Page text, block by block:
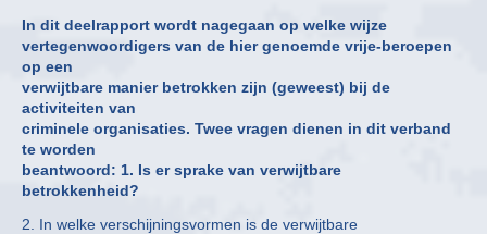
In dit deelrapport wordt nagegaan op welke wijze
vertegenwoordigers van de hier genoemde vrije-beroepen
op een
verwijtbare manier betrokken zijn (geweest) bij de
activiteiten van
criminele organisaties. Twee vragen dienen in dit verband
te worden
beantwoord: 1. Is er sprake van verwijtbare
betrokkenheid?
2. In welke verschijningsvormen is de verwijtbare